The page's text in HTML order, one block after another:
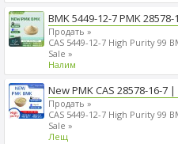
BMK 5449-12-7 PMK 28578-
Продать »
CAS 5449-12-7 High Purity 99
Sale »
Налим
New PMK CAS 28578-16-7
Продать »
CAS 5449-12-7 High Purity 99
Sale »
Лещ